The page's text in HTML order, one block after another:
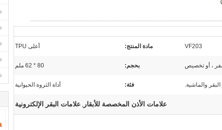
VF203 مادة المنتج: أعلى TPU
، أو تخصيص بحجم: 80 * 62 ملم
البقر والماشية. فئة: أداة الثروة الحيوانية
علامات الأذن المخصصة للأبقار , علامات البقر الإلكترونية